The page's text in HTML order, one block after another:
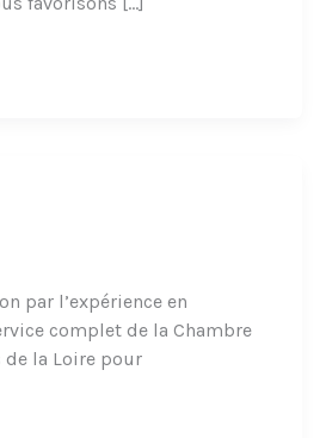
par l’expérience en
complet de la Chambre
de la Loire pour